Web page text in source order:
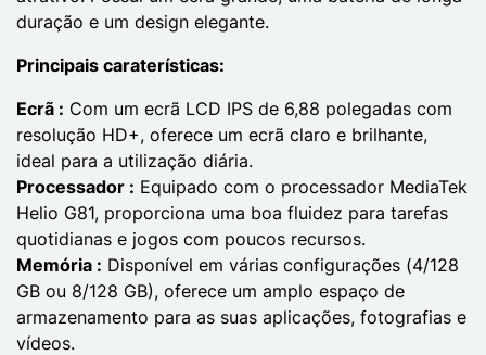
duração e um design elegante.
Principais caraterísticas:
Ecrã : Com um ecrã LCD IPS de 6,88 polegadas com
resolução HD+, oferece um ecrã claro e brilhante,
ideal para a utilização diária.
Processador : Equipado com o processador MediaTek
Helio G81, proporciona uma boa fluidez para tarefas
quotidianas e jogos com poucos recursos.
Memória : Disponível em várias configurações (4/128
GB ou 8/128 GB), oferece um amplo espaço de
armazenamento para as suas aplicações, fotografias e
vídeos.